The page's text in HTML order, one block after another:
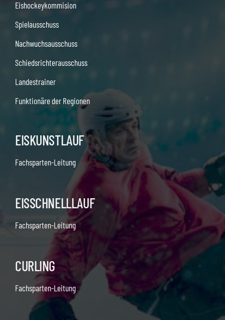
Eishockeykommision
Spielausschuss
Nachwuchsausschuss
Schiedsrichterausschuss
Landestrainer
Funktionäre der Regionen
EISKUNSTLAUF
Fachsparten-Leitung
EISSCHNELLLAUF
Fachsparten-Leitung
CURLING
Fachsparten-Leitung